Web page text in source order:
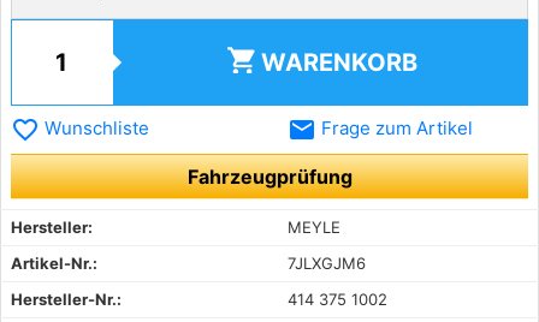
shopping_cart WARENKORB
favorite_border Wunschliste email Frage zum Artikel
Fahrzeugprüfung
Hersteller:
MEYLE
Artikel-Nr.:
7JLXGJM6
Hersteller-Nr.:
414 375 1002